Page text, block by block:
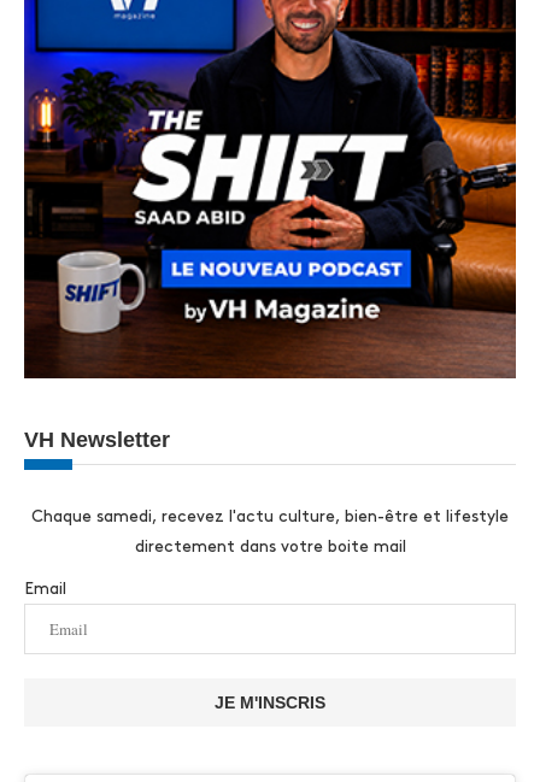
VH Newsletter
Chaque samedi, recevez l'actu culture, bien-être et lifestyle
directement dans votre boite mail
Email
JE M'INSCRIS